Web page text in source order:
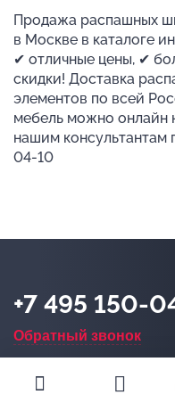
Продажа распашных
в Москве в каталоге
✔ отличные цены, ✔
скидки! Доставка
элементов по всей
мебель можно онлайн
нашим
04-10
+7 495 150-
Обратный звонок